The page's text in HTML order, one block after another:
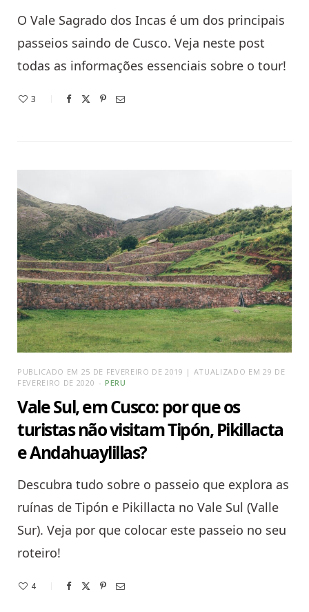
O Vale Sagrado dos Incas é um dos principais
passeios saindo de Cusco. Veja neste post
todas as informações essenciais sobre o tour!
3
PUBLICADO EM 25 DE FEVEREIRO DE 2019 | ATUALIZADO EM 29 DE
FEVEREIRO DE 2020
PERU
Vale Sul, em Cusco: por que os
turistas não visitam Tipón, Pikillacta
e Andahuaylillas?
Descubra tudo sobre o passeio que explora as
ruínas de Tipón e Pikillacta no Vale Sul (Valle
Sur). Veja por que colocar este passeio no seu
roteiro!
4